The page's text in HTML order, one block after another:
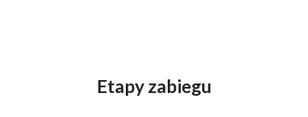
Etapy zabiegu